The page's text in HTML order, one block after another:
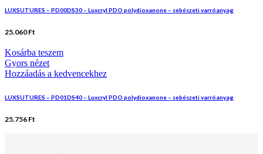
LUXSUTURES – PD00DS30 – Luxcryl PDO polydioxanone – sebészeti varróanyag
25.060Ft
Kosárba teszem
Gyors nézet
Hozzáadás a kedvencekhez
LUXSUTURES – PD01DS40 – Luxcryl PDO polydioxanone – sebészeti varróanyag
25.756 Ft